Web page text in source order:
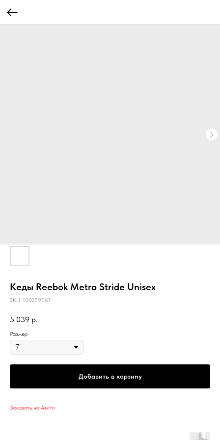
Кеды Reebok Metro Stride Unisex
SKU: 100259067
5 039 р.
Размер
Добавить в корзину
Заказать на Авито